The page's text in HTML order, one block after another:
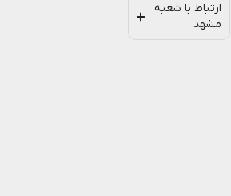
ارتباط با شعبه
مشهد